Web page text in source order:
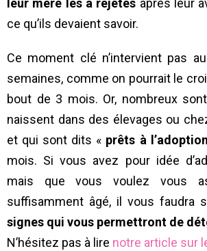
leur mère les a rejetés après leur
ce qu’ils devaient savoir.
Ce moment clé n’intervient pas
semaines, comme on pourrait le
bout de 3 mois. Or, nombreux
naissent dans des élevages ou
et qui sont dits « prêts à l’adoption
mois. Si vous avez pour idée
mais que vous voulez vous
suffisamment âgé, il vous faudra
signes qui vous permettront de
N’hésitez pas à lire notre article sur